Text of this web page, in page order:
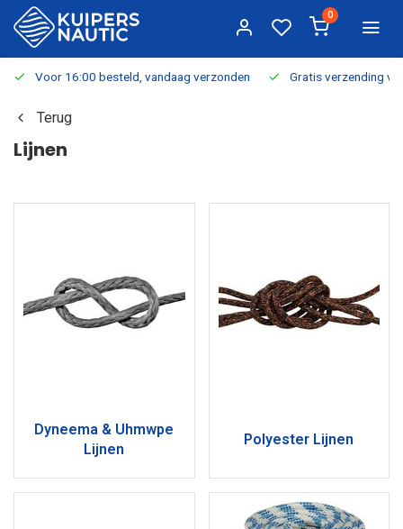
0
Voor 16:00 besteld, vandaag verzonden Gratis verzending
Terug
Lijnen
Dyneema & Uhmwpe
Lijnen
Polyester Lijnen